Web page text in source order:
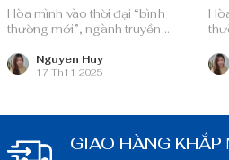
Hòa mình vào thời đại “bình
thường mới”, ngành truyền
nguồn lực dồi dào và chiến lược
bài bản, sẵn sàng ghi danh trên
Nguyen Huy
17 Th11 2025
bài
GIAO HÀNG KHẮP